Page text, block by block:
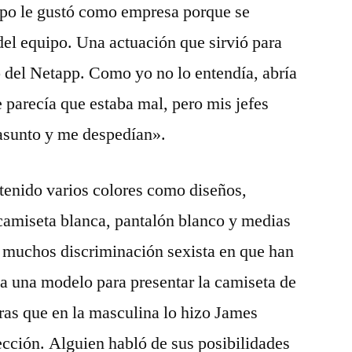
le gustó como empresa porque se
equipo. Una actuación que sirvió para
Netapp. Como yo no lo entendía, abría
que estaba mal, pero mis jefes
y me despedían».
varios colores como diseños,
blanca, pantalón blanco y medias
discriminación sexista en que han
modelo para presentar la camiseta de
que en la masculina lo hizo James
Alguien habló de sus posibilidades